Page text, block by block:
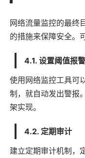
网络流量监控的最终
的措施来保障安全。
4.1. 设置阈值报警
使用网络监控工具可
制，就自动发出警报
架实现。
4.2. 定期审计
建立定期审计机制，